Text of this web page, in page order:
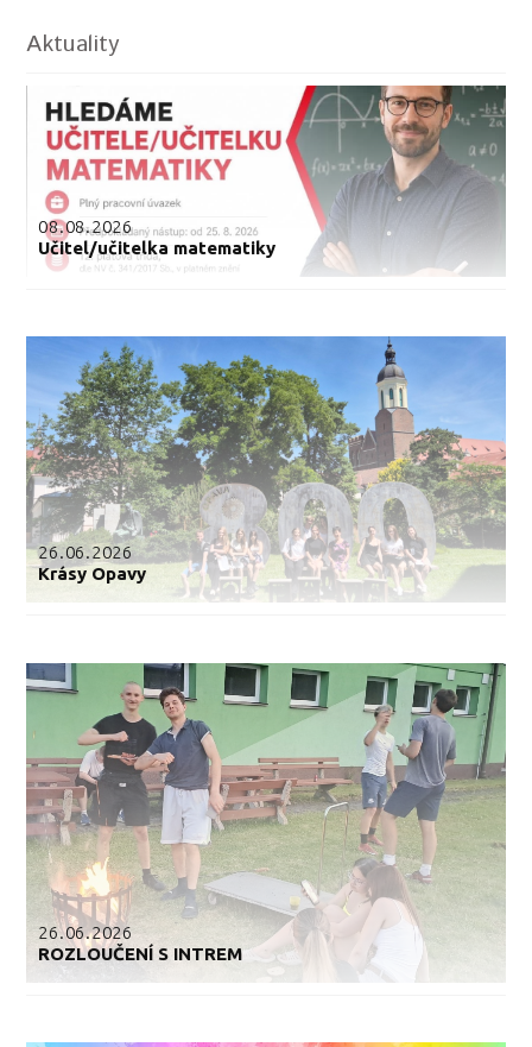
Aktuality
08.08.2026
Učitel/učitelka matematiky
26.06.2026
Krásy Opavy
26.06.2026
ROZLOUČENÍ S INTREM